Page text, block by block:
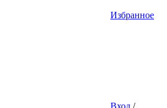
Избранное
Вход /